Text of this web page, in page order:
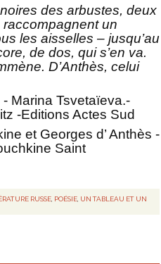
des arbustes, deux
un
les aisselles – jusqu’au
de dos, qui s’en va.
D’Anthès, celui
Marina Tsvetaïeva.-
-Editions Actes Sud
et Georges d’ Anthès -
Saint
RUSSE, POÉSIE, UN TABLEAU ET UN